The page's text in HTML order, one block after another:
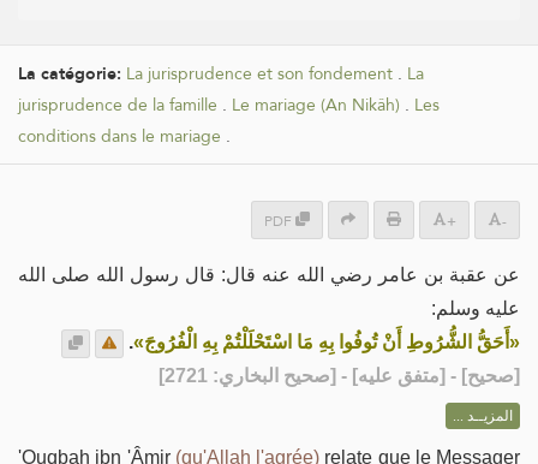
La catégorie: La jurisprudence et son fondement . La
jurisprudence de la famille . Le mariage (An Nikâh) . Les
conditions dans le mariage .
PDF + -
عن عقبة بن عامر رضي الله عنه قال: قال رسول الله صلى الله
عليه وسلم:
«أَحَقُّ الشُّرُوطِ أَنْ تُوفُوا بِهِ مَا اسْتَحْلَلْتُمْ بِهِ الْفُرُوجَ».
[صحيح] - [متفق عليه] - [صحيح البخاري: 2721]
المزيــد ...
'Ouqbah ibn 'Âmir (qu'Allah l'agrée) relate que le Messager